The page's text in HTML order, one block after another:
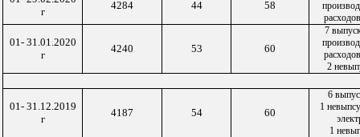
г
4284 44 58
01- 31.01.2020
г
4240 53 60
7
2
01- 31.12.2019
г
4187 54 60
6
1
1